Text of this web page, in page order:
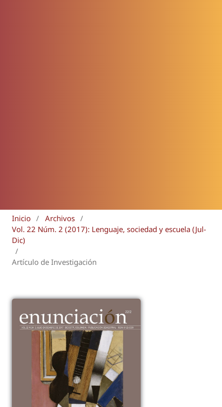
Inicio / Archivos /
Vol. 22 Núm. 2 (2017): Lenguaje, sociedad y escuela (Jul-
Dic)
/
Artículo de Investigación